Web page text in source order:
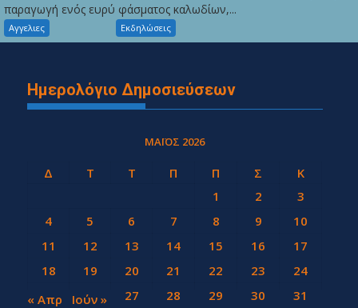
παραγωγή ενός ευρύ φάσματος καλωδίων,...
Αγγελιες Εκδηλώσεις
Ημερολόγιο Δημοσιεύσεων
ΜΆΙΟΣ 2026
Δ Τ Τ Π Π Σ
Κ
1
2
3
4
5 6 7 8 9
10
11
12 13 14 15 16
17
18
19 20 21 22 23
24
25
26 27 28 29 30 31
« Απρ Ιούν »